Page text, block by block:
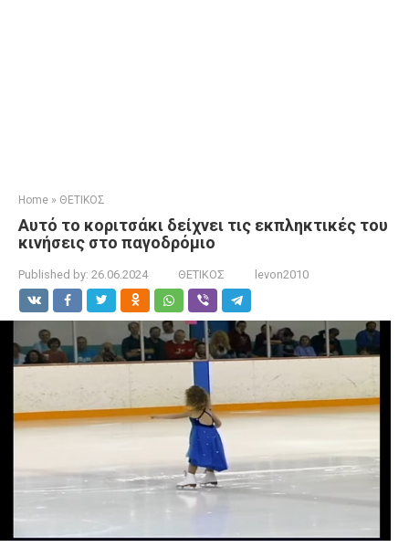
Home » ΘΕΤΙΚΟΣ
Αυτό το κοριτσάκι δείχνει τις εκπληκτικές του
κινήσεις στο παγοδρόμιο
Published by: 26.06.2024 ΘΕΤΙΚΟΣ levon2010